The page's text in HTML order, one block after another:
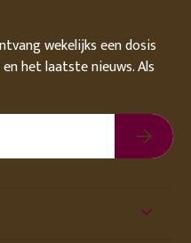
wekelijks een dosis
het laatste nieuws. Als